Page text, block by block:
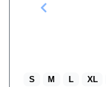
S M L XL